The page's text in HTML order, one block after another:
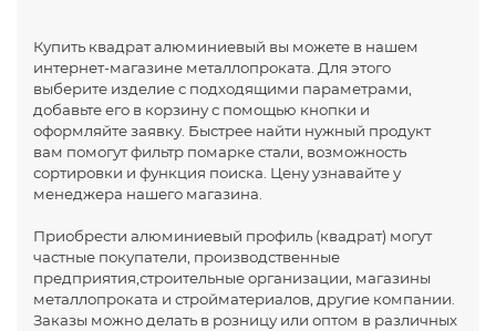
Купить квадрат алюминиевый вы можете в нашем
интернет-магазине металлопроката. Для этого
выберите изделие с подходящими параметрами,
добавьте его в корзину с помощью кнопки и
оформляйте заявку. Быстрее найти нужный продукт
вам помогут фильтр помарке стали, возможность
сортировки и функция поиска. Цену узнавайте у
менеджера нашего магазина.
Приобрести алюминиевый профиль (квадрат) могут
частные покупатели, производственные
предприятия,строительные организации, магазины
металлопроката и стройматериалов, другие компании.
Заказы можно делать в розницу или оптом в различных